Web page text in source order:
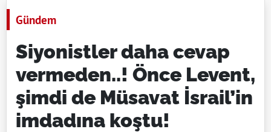
Gündem
Siyonistler daha cevap
vermeden..! Önce Levent,
şimdi de Müsavat İsrail’in
imdadına koştu!